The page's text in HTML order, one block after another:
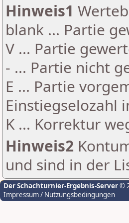
Hinweis1
blank ... Partie
V ... Partie
- ... Partie nicht
E ... Partie
Einstiegselozahl
K ... Korrektur
Hinweis2
und sind in der
Der Schachturnier-Ergebnis-Server©
Impressum / Nutzungsbedingungen